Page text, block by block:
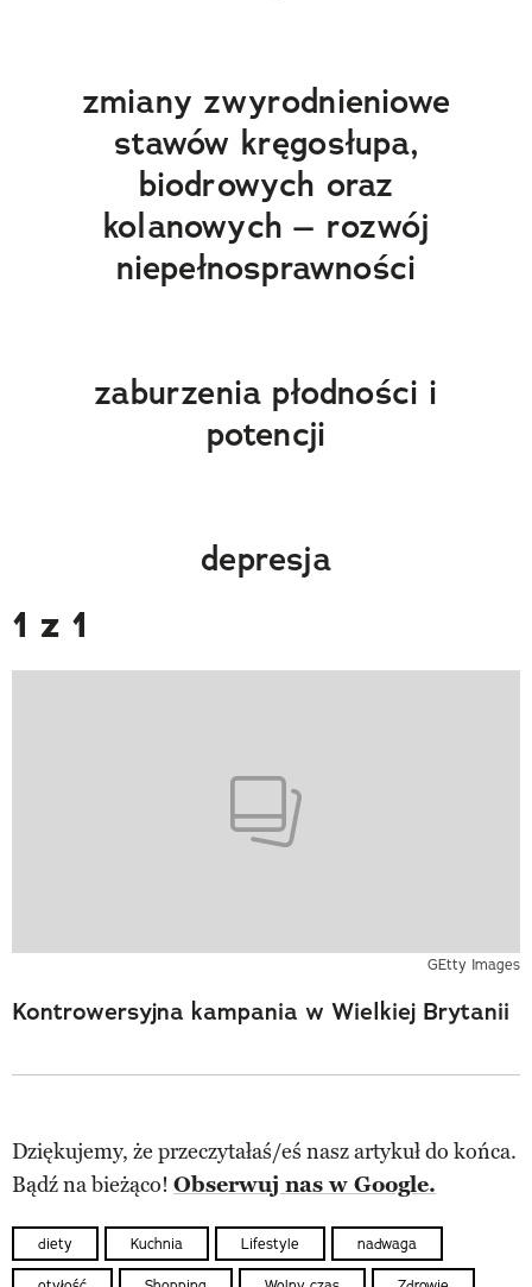
zmiany zwyrodnieniowe
stawów kręgosłupa,
biodrowych oraz
kolanowych – rozwój
niepełnosprawności
zaburzenia płodności i
potencji
depresja
1 z 1
GEtty Images
Kontrowersyjna kampania w Wielkiej Brytanii
Dziękujemy, że przeczytałaś/eś nasz artykuł do końca.
Bądź na bieżąco! Obserwuj nas w Google.
diety Kuchnia Lifestyle nadwaga